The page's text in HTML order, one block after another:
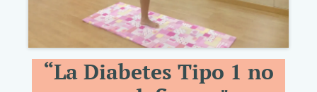
“La Diabetes Tipo 1 no